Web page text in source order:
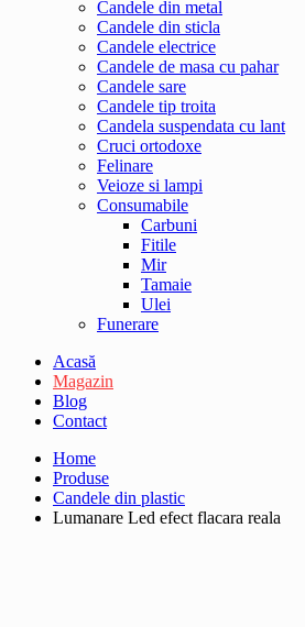
Candele din metal
Candele din sticla
Candele electrice
Candele de masa cu pahar
Candele sare
Candele tip troita
Candela suspendata cu lant
Cruci ortodoxe
Felinare
Veioze si lampi
Consumabile
Carbuni
Fitile
Mir
Tamaie
Ulei
Funerare
Acasă
Magazin
Blog
Contact
Home
Produse
Candele din plastic
Lumanare Led efect flacara reala